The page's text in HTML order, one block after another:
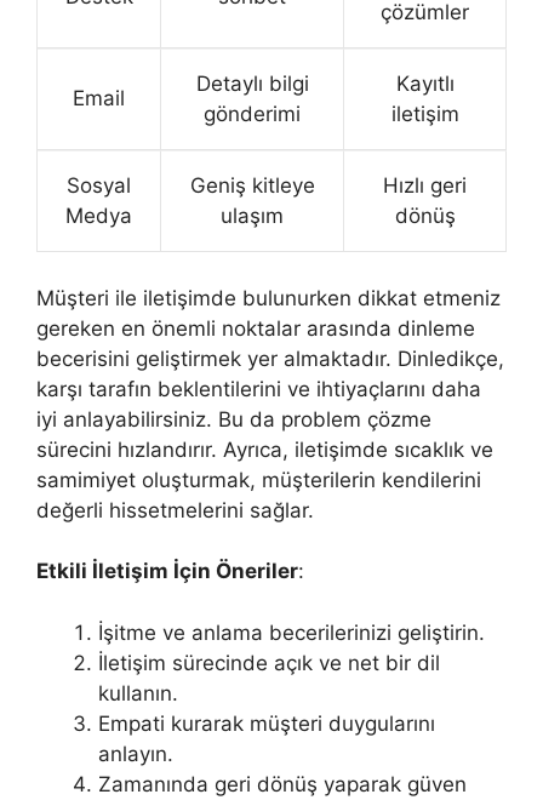
çözümler
Email
Detaylı bilgi
gönderimi
Kayıtlı
iletişim
Sosyal
Medya
Geniş kitleye
ulaşım
Hızlı geri
dönüş
Müşteri ile iletişimde bulunurken dikkat etmeniz
gereken en önemli noktalar arasında dinleme
becerisini geliştirmek yer almaktadır. Dinledikçe,
karşı tarafın beklentilerini ve ihtiyaçlarını daha
iyi anlayabilirsiniz. Bu da problem çözme
sürecini hızlandırır. Ayrıca, iletişimde sıcaklık ve
samimiyet oluşturmak, müşterilerin kendilerini
değerli hissetmelerini sağlar.
Etkili İletişim İçin Öneriler:
İşitme ve anlama becerilerinizi geliştirin.
İletişim sürecinde açık ve net bir dil
kullanın.
Empati kurarak müşteri duygularını
anlayın.
Zamanında geri dönüş yaparak güven